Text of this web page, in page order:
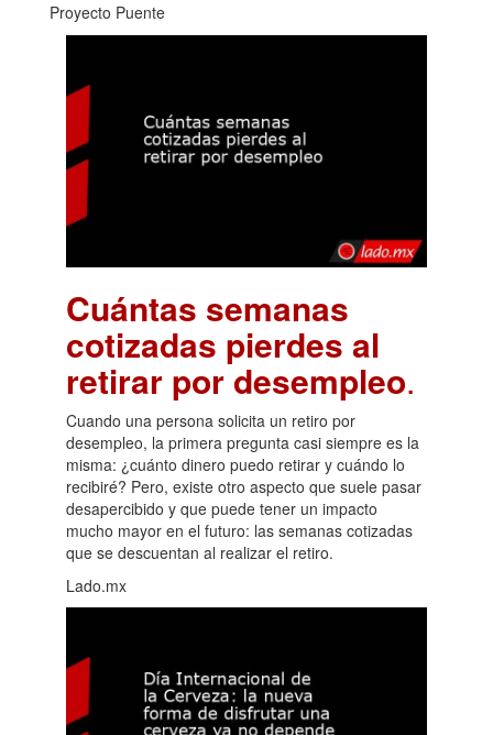
Proyecto Puente
Cuántas semanas
cotizadas pierdes al
retirar por desempleo.
Cuando una persona solicita un retiro por
desempleo, la primera pregunta casi siempre es la
misma: ¿cuánto dinero puedo retirar y cuándo lo
recibiré? Pero, existe otro aspecto que suele pasar
desapercibido y que puede tener un impacto
mucho mayor en el futuro: las semanas cotizadas
que se descuentan al realizar el retiro.
Lado.mx